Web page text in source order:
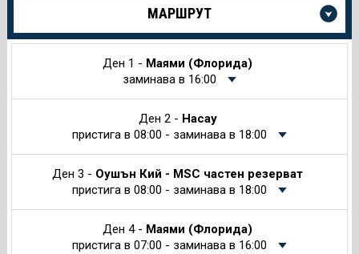
за
МАРШРУТ
Ден 1 - Маями (Флорида)
заминава в 16:00
Ден 2 - Насау
пристига в 08:00 - заминава в 18:00
Ден 3 - Оушън Кий - MSC частен резерват
пристига в 08:00 - заминава в 18:00
Ден 4 - Маями (Флорида)
пристига в 07:00 - заминава в 16:00